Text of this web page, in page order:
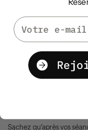
Quelles sont les
d’une séance de
Les résultats de la
instantanément,
Sachez qu’après vos
Email